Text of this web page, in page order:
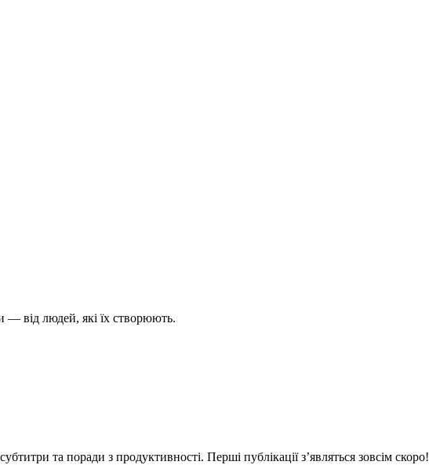
— від людей, які їх створюють.
та поради з продуктивності. Перші публікації з’являться зовсім скоро!